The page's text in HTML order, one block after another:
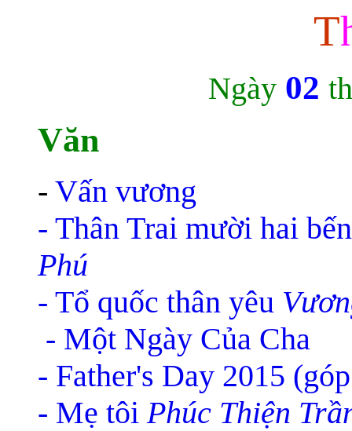
T
Ngày 02
Văn
- Vấn vương
- Thân Trai mười hai
Phú
- Tổ quốc thân yêu
- Một Ngày Của Cha
- Father's Day 2015
- Mẹ tôiPhúc Thiện